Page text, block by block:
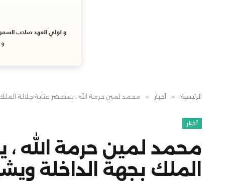
الرئيسية » أخبار » محمد لمين حرمة الله ، يستحضر عناية جلالة الملك
أخبار
محمد لمين حرمة الله ،
الملك بجهة الداخلة